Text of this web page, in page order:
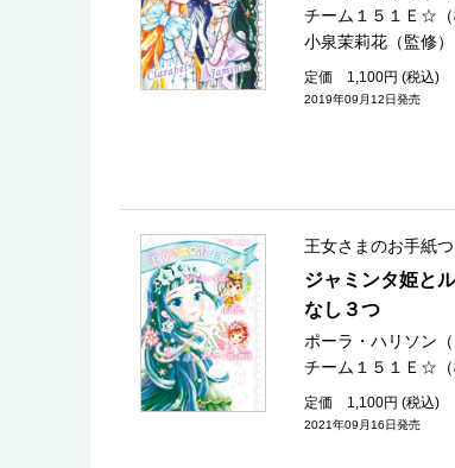
チーム１５１Ｅ☆（
小泉茉莉花（監修）
定価 1,100円 (税込)
2019年09月12日発売
王女さまのお手紙つ
ジャミンタ姫と
なし３つ
ポーラ・ハリソン（
チーム１５１Ｅ☆（
定価 1,100円 (税込)
2021年09月16日発売